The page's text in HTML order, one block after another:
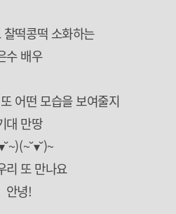
떡콩떡 소화하는
수 배우
어떤 모습을 보여줄지
대 만땅
리 또 만나요
안녕!